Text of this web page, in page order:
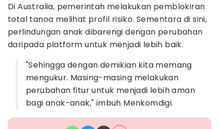
Di Australia, pemerintah melakukan pemblokiran
total tanoa melihat profil risiko. Sementara di sini,
perlindungan anak dibarengi dengan perubahan
daripada platform untuk menjadi lebih baik.
"Sehingga dengan demikian kita memang
mengukur. Masing-masing melakukan
perubahan fitur untuk menjadi lebih aman
bagi anak-anak," imbuh Menkomdigi.